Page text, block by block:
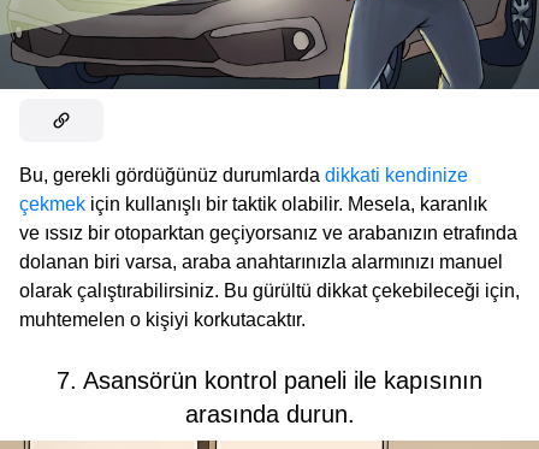
Bu, gerekli gördüğünüz durumlarda dikkati kendinize
çekmek için kullanışlı bir taktik olabilir. Mesela, karanlık
ve ıssız bir otoparktan geçiyorsanız ve arabanızın etrafında
dolanan biri varsa, araba anahtarınızla alarmınızı manuel
olarak çalıştırabilirsiniz. Bu gürültü dikkat çekebileceği için,
muhtemelen o kişiyi korkutacaktır.
7. Asansörün kontrol paneli ile kapısının
arasında durun.